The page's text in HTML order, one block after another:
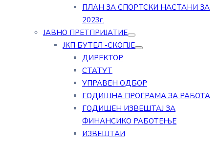
ПЛАН ЗА СПОРТСКИ НАСТАНИ ЗА
2023г.
ЈАВНО ПРЕТПРИЈАТИЕ
ЈКП БУТЕЛ -СКОПЈЕ
ДИРЕКТОР
СТАТУТ
УПРАВЕН ОДБОР
ГОДИШНА ПРОГРАМА ЗА РАБОТА
ГОДИШЕН ИЗВЕШТАЈ ЗА
ФИНАНСИКО РАБОТЕЊЕ
ИЗВЕШТАИ